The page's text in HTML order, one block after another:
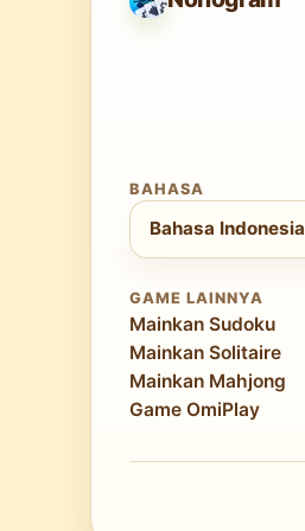
BAHASA
Pilih bahasa
Bahasa Indonesia
GAME LAINNYA
Mainkan Sudoku
Mainkan Solitaire
Mainkan Mahjong
Game OmiPlay